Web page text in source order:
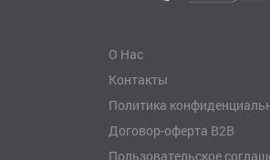
О Нас
Контакты
Политика
Договор-оферта B2B
Пользовательское